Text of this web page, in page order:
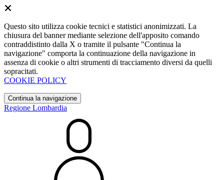
Questo sito utilizza cookie tecnici e statistici anonimizzati. La
chiusura del banner mediante selezione dell'apposito comando
contraddistinto dalla X o tramite il pulsante "Continua la
navigazione" comporta la continuazione della navigazione in
assenza di cookie o altri strumenti di tracciamento diversi da quelli
sopracitati.
COOKIE POLICY
Continua la navigazione
Regione Lombardia